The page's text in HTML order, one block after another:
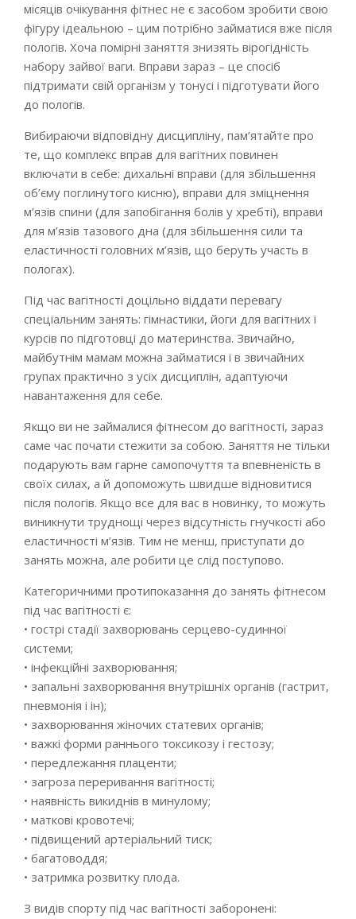
місяців очікування фітнес не є засобом зробити свою
фігуру ідеальною – цим потрібно займатися вже після
пологів. Хоча помірні заняття знизять вірогідність
набору зайвої ваги. Вправи зараз – це спосіб
підтримати свій організм у тонусі і підготувати його
до пологів.
Вибираючи відповідну дисципліну, пам’ятайте про
те, що комплекс вправ для вагітних повинен
включати в себе: дихальні вправи (для збільшення
об’єму поглинутого кисню), вправи для зміцнення
м’язів спини (для запобігання болів у хребті), вправи
для м’язів тазового дна (для збільшення сили та
еластичності головних м’язів, що беруть участь в
пологах).
Під час вагітності доцільно віддати перевагу
спеціальним занять: гімнастики, йоги для вагітних і
курсів по підготовці до материнства. Звичайно,
майбутнім мамам можна займатися і в звичайних
групах практично з усіх дисциплін, адаптуючи
навантаження для себе.
Якщо ви не займалися фітнесом до вагітності, зараз
саме час почати стежити за собою. Заняття не тільки
подарують вам гарне самопочуття та впевненість в
своїх силах, а й допоможуть швидше відновитися
після пологів. Якщо все для вас в новинку, то можуть
виникнути труднощі через відсутність гнучкості або
еластичності м’язів. Тим не менш, приступати до
занять можна, але робити це слід поступово.
Категоричними протипоказання до занять фітнесом
під час вагітності є:
• гострі стадії захворювань серцево-судинної
системи;
• інфекційні захворювання;
• запальні захворювання внутрішніх органів (гастрит,
пневмонія і ін);
• захворювання жіночих статевих органів;
• важкі форми раннього токсикозу і гестозу;
• передлежання плаценти;
• загроза переривання вагітності;
• наявність викиднів в минулому;
• маткові кровотечі;
• підвищений артеріальний тиск;
• багатоводдя;
• затримка розвитку плода.
З видів спорту під час вагітності заборонені: